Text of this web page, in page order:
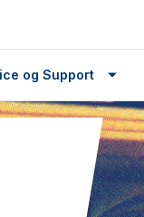
og Support